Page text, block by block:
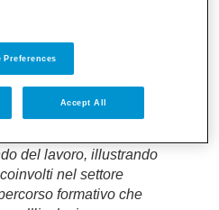
nato per creare un
un progetto nato per
del lavoro, illustrando
nel settore
formativo che
Preferences
Accept All